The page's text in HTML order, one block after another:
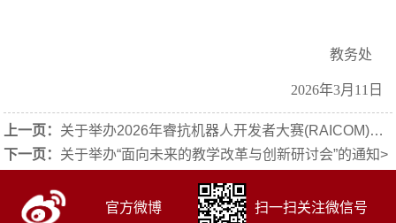
教务处
2026年3月11日
上一页： 关于举办2026年睿抗机器人开发者大赛(RAICOM)山东省赛校内选拔赛的通知
下一页： 关于举办“面向未来的教学改革与创新研讨会”的通知>
官方微博 扫一扫关注微信号